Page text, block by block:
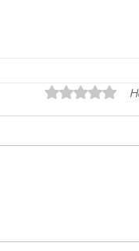
Testi
5 üzerinden 0